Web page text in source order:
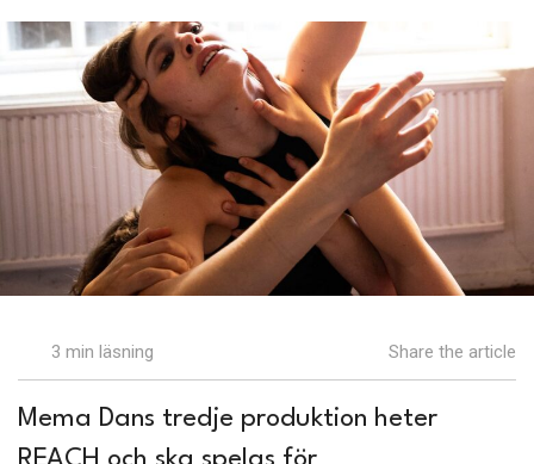
3 min läsning Share the article
Mema Dans tredje produktion heter